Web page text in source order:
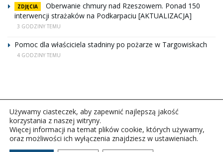
ZDJĘCIA
Oberwanie chmury nad Rzeszowem. Ponad 150
interwencji strażaków na Podkarpaciu [AKTUALIZACJA]
3 GODZINY TEMU
Pomoc dla właściciela stadniny po pożarze w Targowiskach
4 GODZINY TEMU
Copyright © 2026Polskie Radio Rzeszów S.A. w likwidacj.
Używamy ciasteczek, aby zapewnić najlepszą jakość
korzystania z naszej witryny.
Więcej informacji na temat plików cookie, których używamy,
oraz możliwości ich wyłączenia znajdziesz w ustawieniach.